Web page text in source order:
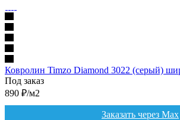
Ковролин Timzo Diamond 3022 (серый)
Под заказ
890 ₽/м2
Заказать через Max